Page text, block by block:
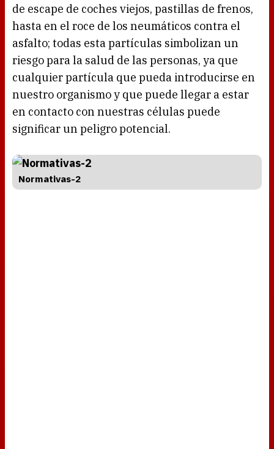
de escape de coches viejos, pastillas de frenos,
hasta en el roce de los neumáticos contra el
asfalto; todas esta partículas simbolizan un
riesgo para la salud de las personas, ya que
cualquier partícula que pueda introducirse en
nuestro organismo y que puede llegar a estar
en contacto con nuestras células puede
significar un peligro potencial.
Normativas-2